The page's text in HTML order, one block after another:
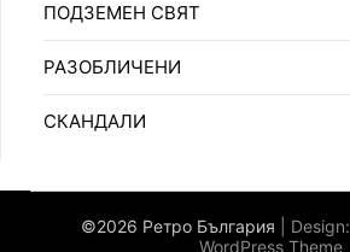
ПОДЗЕМЕН СВЯТ
РАЗОБЛИЧЕНИ
СКАНДАЛИ
©2026 Ретро България | Design:
WordPress Theme